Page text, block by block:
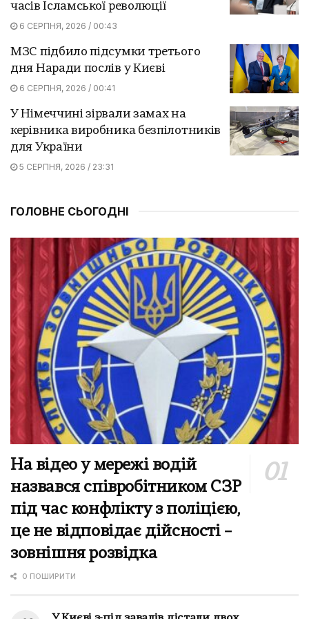
часів Ісламської революції
6 СЕРПНЯ, 2026 / 00:43
МЗС підбило підсумки третього
дня Наради послів у Києві
6 СЕРПНЯ, 2026 / 00:41
У Німеччині зірвали замах на
керівника виробника безпілотників
для України
5 СЕРПНЯ, 2026 / 23:31
ГОЛОВНЕ СЬОГОДНІ
На відео у мережі водій
назвався співробітником СЗР
під час конфлікту з поліцією,
це не відповідає дійсності –
зовнішня розвідка
0 ПОШИРИТИ